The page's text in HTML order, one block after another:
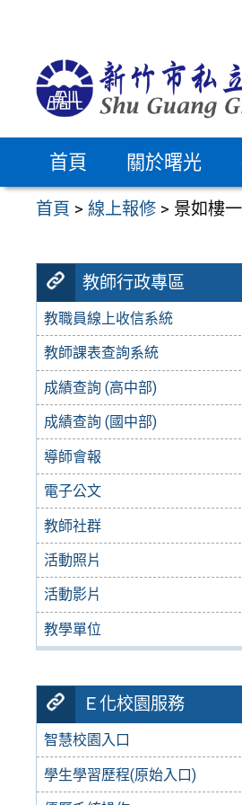
首頁 關於曙光
首頁 >線上報修 > 景如樓
教師行政專區
教職員線上收信系統
教師課表查詢系統
成績查詢 (高中部)
成績查詢 (國中部)
導師會報
電子公文
教師社群
活動照片
活動影片
教學單位
Ｅ化校園服務
智慧校園入口
學生學習歷程(原始入口)